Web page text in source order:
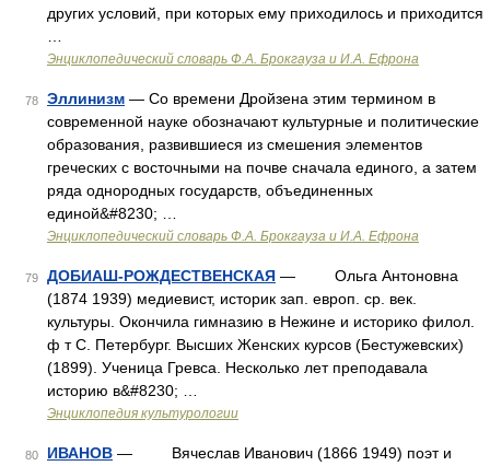
других условий, при которых ему приходилось и приходится
Энциклопедический словарь Ф.А. Брокгауза и И.А. Ефрона
78 Эллинизм — Со времени Дройзена этим термином в
современной науке обозначают культурные и политические
образования, развившиеся из смешения элементов
греческих с восточными на почве сначала единого, а затем
ряда однородных государств, объединенных
единой&#8230; …
Энциклопедический словарь Ф.А. Брокгауза и И.А. Ефрона
79 ДОБИАШ-РОЖДЕСТВЕНСКАЯ — Ольга Антоновна
(1874 1939) медиевист, историк зап. европ. ср. век.
культуры. Окончила гимназию в Нежине и историко филол.
ф т С. Петербург. Высших Женских курсов (Бестужевских)
(1899). Ученица Гревса. Несколько лет преподавала
историю в&#8230; …
Энциклопедия культурологии
80 ИВАНОВ — Вячеслав Иванович (1866 1949) поэт и